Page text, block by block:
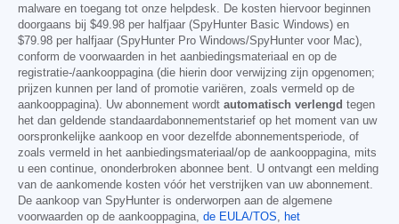
malware en toegang tot onze helpdesk. De kosten hiervoor beginnen
doorgaans bij $49.98 per halfjaar (SpyHunter Basic Windows) en
$79.98 per halfjaar (SpyHunter Pro Windows/SpyHunter voor Mac),
conform de voorwaarden in het aanbiedingsmateriaal en op de
registratie-/aankooppagina (die hierin door verwijzing zijn opgenomen;
prijzen kunnen per land of promotie variëren, zoals vermeld op de
aankooppagina). Uw abonnement wordt automatisch verlengd tegen
het dan geldende standaardabonnementstarief op het moment van uw
oorspronkelijke aankoop en voor dezelfde abonnementsperiode, of
zoals vermeld in het aanbiedingsmateriaal/op de aankooppagina, mits
u een continue, ononderbroken abonnee bent. U ontvangt een melding
van de aankomende kosten vóór het verstrijken van uw abonnement.
De aankoop van SpyHunter is onderworpen aan de algemene
voorwaarden op de aankooppagina, de EULA/TOS
het